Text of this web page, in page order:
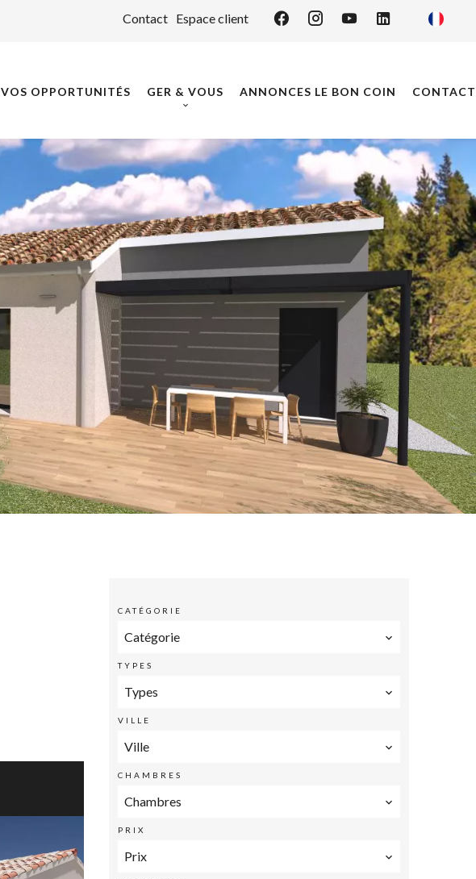
Contact Espace client
VOS OPPORTUNITÉS GER & VOUS ANNONCES LE BON COIN CONTACT
CATÉGORIE
Catégorie
TYPES
Types
VILLE
Ville
CHAMBRES
Chambres
PRIX
Prix